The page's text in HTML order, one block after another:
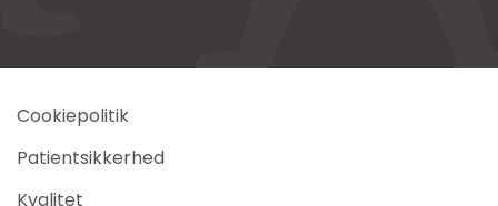
Cookiepolitik
Patientsikkerhed
Kvalitet